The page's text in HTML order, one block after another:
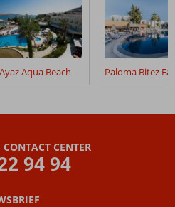
Ayaz Aqua Beach
CENTER
94 94